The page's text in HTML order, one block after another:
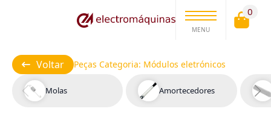
MENU
0
Voltar Peças Categoria: Módulos eletrónicos
Molas Amortecedores